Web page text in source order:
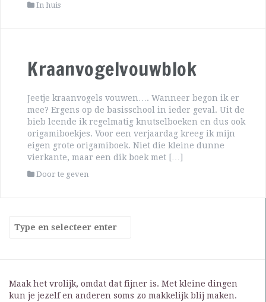
In huis
Kraanvogelvouwblok
Jeetje kraanvogels vouwen…. Wanneer begon ik er
mee? Ergens op de basisschool in ieder geval. Uit de
bieb leende ik regelmatig knutselboeken en dus ook
origamiboekjes. Voor een verjaardag kreeg ik mijn
eigen grote origamiboek. Niet die kleine dunne
vierkante, maar een dik boek met […]
Door te geven
Maak het vrolijk, omdat dat fijner is. Met kleine dingen
kun je jezelf en anderen soms zo makkelijk blij maken.